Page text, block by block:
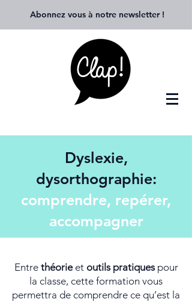
Abonnez vous à notre newsletter!
​Dyslexie,
dysorthographie:
comprendre, repérer,
accompagner
Entre théorie et outils pratiquespour
la classe, cette formation vous
permettra de comprendre ce qu’est la